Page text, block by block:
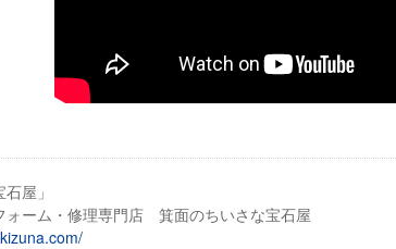
屋」
ォーム・修理専門店 箕面のちいさな宝石屋